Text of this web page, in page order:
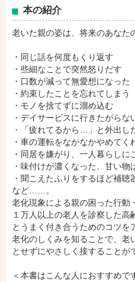
本の紹介
老いた親の姿は、将来のあなた
・同じ話を何度もくり返す
・些細なことで突然怒りだす
・口数が減って無愛想になった
・約束したことを忘れてしまう
・モノを捨てずに溜め込む
・デイサービスに行きたがらな
・「疲れてるから…」と外出し
・車の運転をなかなかやめてく
・同居を嫌がり、一人暮らしに
・味付けが濃くなった、甘い物
・聞こえたふりをするほど補聴
など……。
老化現象による親の困った行動
１万人以上の老人を診察した
とうまく付き合うためのコツを
老化のしくみを知ることで、老
とせずにやさしく接することが
＜本書はこんな人におすすめで
amazonで購入
セブンネットショッピングで購入
e-honで購入
hontoで購入